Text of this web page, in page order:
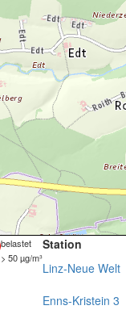
belastet
> 50 µg/m³
Station
Linz-Neue Welt
Enns-Kristein 3